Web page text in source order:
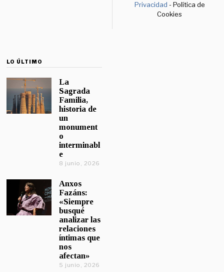
Privacidad - Política de
Cookies
LO ÚLTIMO
La
Sagrada
Familia,
historia de
un
monument
o
interminabl
e
8 junio, 2026
Anxos
Fazáns:
«Siempre
busqué
analizar las
relaciones
íntimas que
nos
afectan»
5 junio, 2026